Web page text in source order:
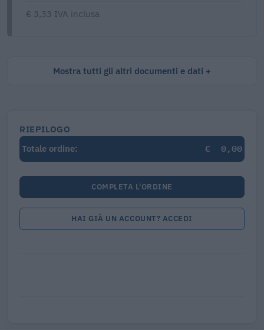
€ 3,33 IVA inclusa
Mostra tutti gli altri documenti e dati
RIEPILOGO
Totale ordine:
€ 0,00
COMPLETA L'ORDINE
HAI GIÀ UN ACCOUNT? ACCEDI